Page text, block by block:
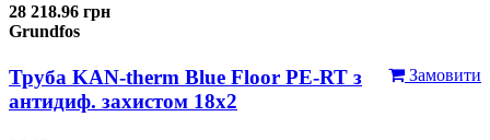
28 218.96 грн
Grundfos
Замовити
Труба KAN-therm Blue Floor PE-RT з
антидиф. захистом 18х2